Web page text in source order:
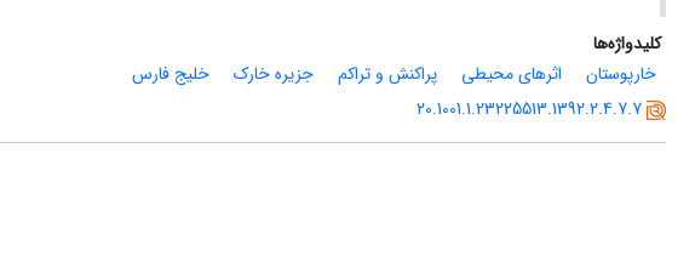
کلیدواژه‌ها
خارپوستان
اثرهای محیطی پراکنش و تراکم جزیره خارک
خلیج فارس
20.1001.1.23225513.1392.2.4.7.7